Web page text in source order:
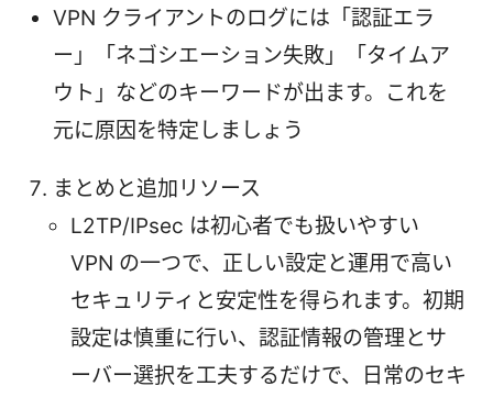
VPN クライアントのログには「認証エラ
ー」「ネゴシエーション失敗」「タイムア
ウト」などのキーワードが出ます。これを
元に原因を特定しましょう
まとめと追加リソース
L2TP/IPsec は初心者でも扱いやすい
VPN の一つで、正しい設定と運用で高い
セキュリティと安定性を得られます。初期
設定は慎重に行い、認証情報の管理とサ
ーバー選択を工夫するだけで、日常のセキ